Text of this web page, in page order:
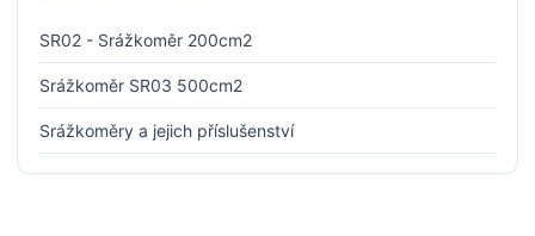
SR02 - Srážkoměr 200cm2
Srážkoměr SR03 500cm2
Srážkoměry a jejich příslušenství